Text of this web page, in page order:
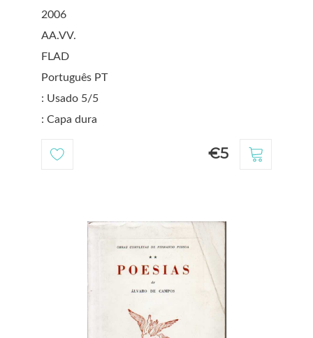
2006
AA.VV.
FLAD
Português PT
: Usado 5/5
: Capa dura
€5